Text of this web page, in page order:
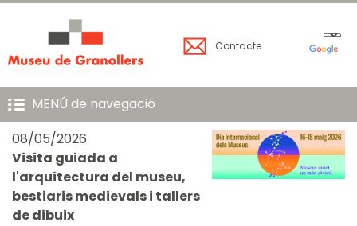
Contacte
MENÚ de navegació
08/05/2026
Visita guiada a
l'arquitectura del museu,
bestiaris medievals i tallers
de dibuix